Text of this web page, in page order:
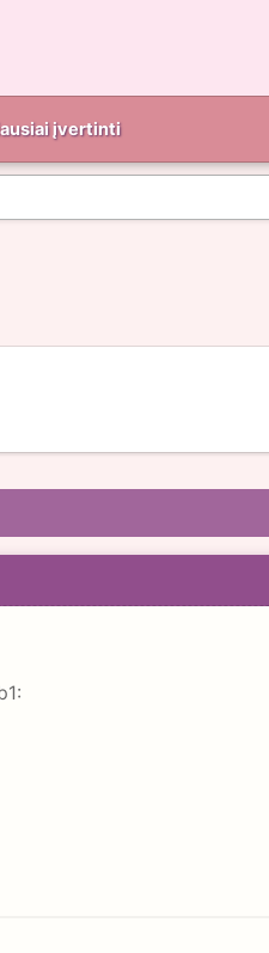
įvertinti